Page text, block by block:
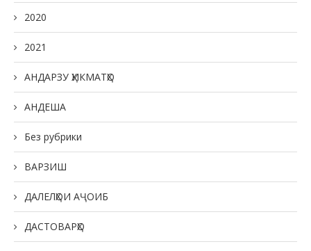
2020
2021
АНДАРЗУ ҲИКМАТҲО
АНДЕША
Без рубрики
ВАРЗИШ
ДАЛЕЛҲОИ АҶОИБ
ДАСТОВАРҲО